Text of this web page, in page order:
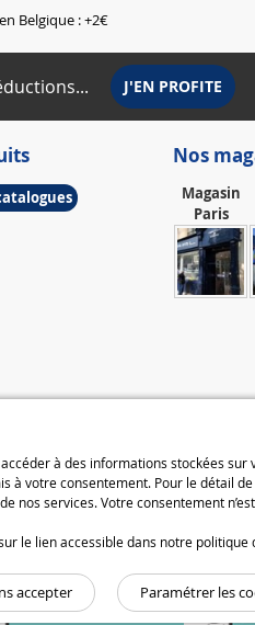
à des informations stockées
à votre consentement. Pour le détail
nos services. Votre consentement
le lien accessible dans notre
Paramétrer les
accepter
Belgique : +2€
Nos
Magasin
Paris